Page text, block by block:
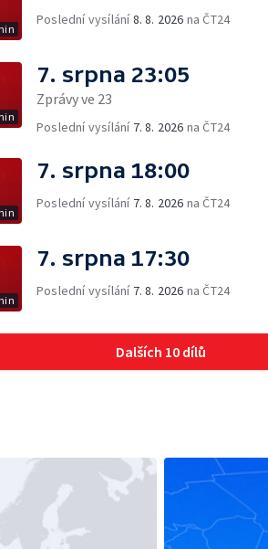
Poslední vysílání8. 8. 2026 na ČT24
7. srpna 23:05
Zprávy ve 23
Poslední vysílání 7. 8. 2026 na ČT24
7. srpna 18:00
Poslední vysílání 7. 8. 2026 na ČT24
7. srpna 17:30
Poslední vysílání 7. 8. 2026 na ČT24
Dalších 10 dílů